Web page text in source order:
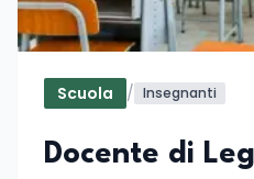
Scuola / Insegnanti
Docente di